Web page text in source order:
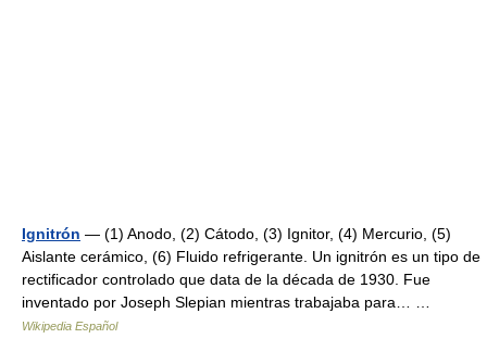
Ignitrón — (1) Anodo, (2) Cátodo, (3) Ignitor, (4) Mercurio, (5)
Aislante cerámico, (6) Fluido refrigerante. Un ignitrón es un tipo de
rectificador controlado que data de la década de 1930. Fue
inventado por Joseph Slepian mientras trabajaba para… …
Wikipedia Español